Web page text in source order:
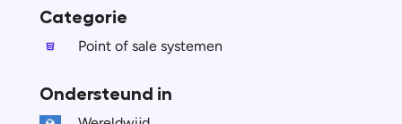
Categorie
Point of sale systemen
Ondersteund in